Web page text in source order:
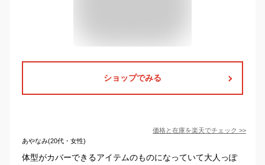
ショップでみる
価格と在庫を楽天でチェック >>
あやなみ(20代・女性)
体型がカバーできるアイテムのものになっていて大人っぽ